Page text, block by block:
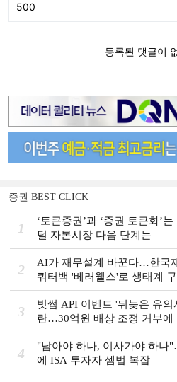
증권 BEST CLICK
1
‘토큰증권’과 ‘증권 토큰화’
털 자본시장 다음 단계는
2
AI가 재무설계 바꾼다…한국
쿼터백 '베러웰스'로 생태계
3
빗썸 API 이벤트 '뒤늦은 유의
란…30억원 배상 조정 거부에
4
"남아야 하나, 이사가야 하나
에 ISA 투자자 셈법 복잡